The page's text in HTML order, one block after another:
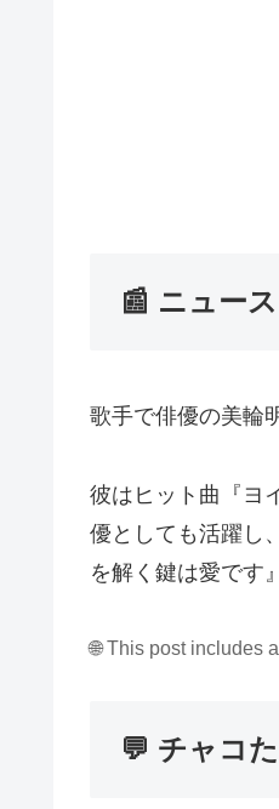
📰 ニュー
歌手で俳優の美輪
彼はヒット曲『ヨ
優としても活躍し
を解く鍵は愛です
🌐 This post includes
💬 チャコ